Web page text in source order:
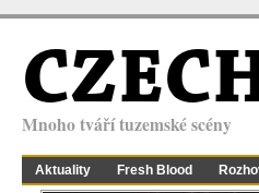
Mnoho tváří tuzemské scény
Aktuality Fresh Blood